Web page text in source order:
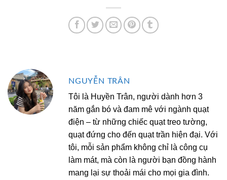
NGUYỄN TRÂN
Tôi là Huyền Trân, người dành hơn 3
năm gắn bó và đam mê với ngành quạt
điện – từ những chiếc quạt treo tường,
quạt đứng cho đến quạt trần hiện đại. Với
tôi, mỗi sản phẩm không chỉ là công cụ
làm mát, mà còn là người bạn đồng hành
mang lại sự thoải mái cho mọi gia đình.